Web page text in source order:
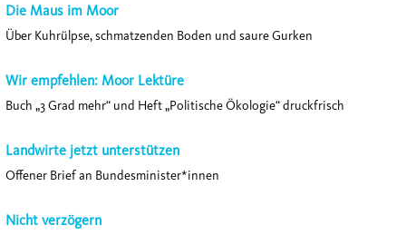
Die Maus im Moor
Über Kuhrülpse, schmatzenden Boden und saure Gurken
Wir empfehlen: Moor Lektüre
Buch „3 Grad mehr“ und Heft „Politische Ökologie“ druckfrisch
Landwirte jetzt unterstützen
Offener Brief an Bundesminister*innen
Nicht verzögern